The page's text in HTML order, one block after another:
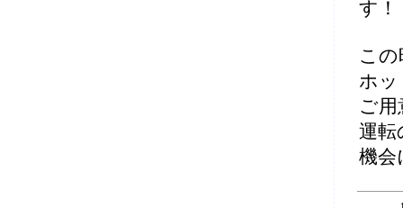
す！
こ
ホ
ご
運転
機会